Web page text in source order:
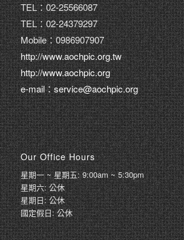
TEL：02-25566087
TEL：02-24379297
Mobile：0986907907
http://www.aochpic.org.tw
http://www.aochpic.org
e-mail：service@aochpic.org
Our Office Hours
星期一 ~ 星期五: 9:00am ~ 5:30pm
星期六: 公休
星期日: 公休
國定假日: 公休